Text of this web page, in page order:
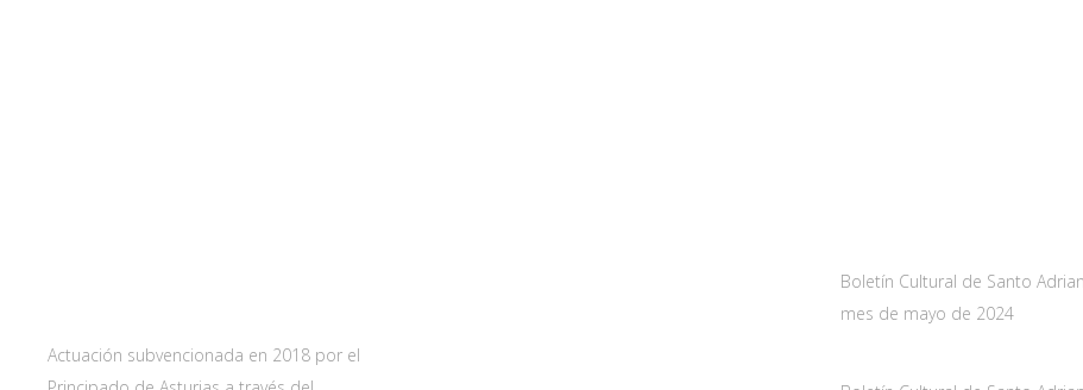
Actuación subvencionada en 2018 por el
Boletín Cultural de Santo
mes de mayo de 2024